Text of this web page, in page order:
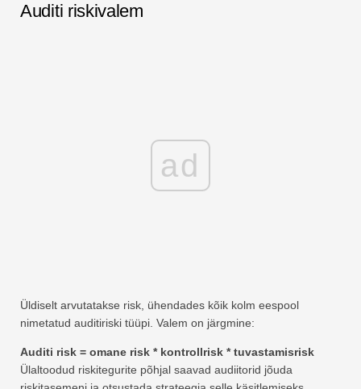
Auditi riskivalem
ad
Üldiselt arvutatakse risk, ühendades kõik kolm eespool
nimetatud auditiriski tüüpi. Valem on järgmine:
Auditi risk = omane risk * kontrollrisk * tuvastamisrisk
Ülaltoodud riskitegurite põhjal saavad audiitorid jõuda